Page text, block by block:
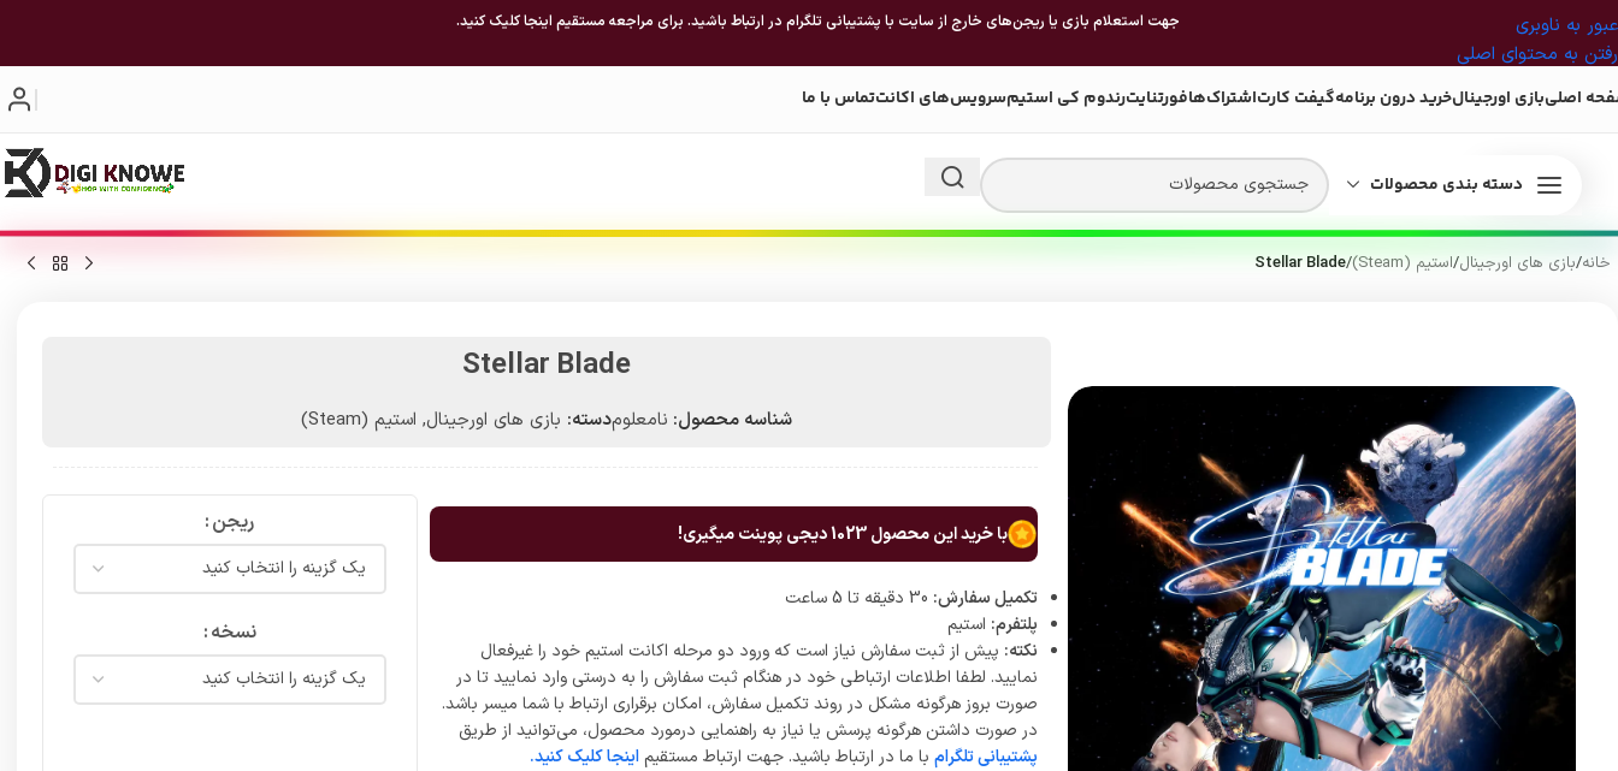
عبور به ناوبری
رفتن به محتوای اصلی
جهت استعلام بازی یا ریجن‌های خارج از سایت با پشتیبانی تلگرام در ارتباط باشید. برای مراجعه مستقیم اینجا کلیک کنید.
اصلیبازی اورجینالخرید درون برنامهگیفت کارتاشتراک‌هافورتنایترندوم کی استیمسرویس‌های اکانتتماس با ما
دسته بندی محصولات
خانه/بازی های اورجینال/استیم (Steam) /
Stellar Blade
Stellar Blade
شناسه محصول: نامعلومدسته: بازی های اورجینال, استیم (Steam)
با خرید این محصول1023دیجی پوینت میگیری!
تکمیل سفارش:
پلتفرم: استیم
نکته: پیش از ثبت سفارش نیاز است که ورود دو مرحله اکانت استیم خود را غیرفعال
نمایید. لطفا اطلاعات ارتباطی خود در هنگام ثبت سفارش را به درستی وارد نمایید تا در
صورت بروز هرگونه مشکل در روند تکمیل سفارش، امکان برقراری ارتباط با شما میسر باشد.
در صورت داشتن هرگونه پرسش یا نیاز به راهنمایی درمورد محصول، می‌توانید از طریق
پشتیبانی تلگرامبا ما در ارتباط باشید. جهت ارتباط مستقیم اینجا کلیک کنید.
ریجن
نسخه